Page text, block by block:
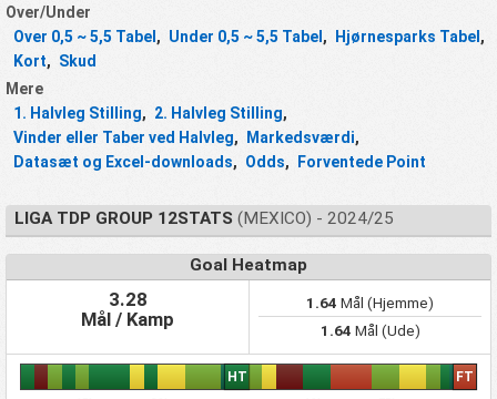
Over/Under
Over 0,5 ~ 5,5 Tabel , Under 0,5 ~ 5,5 Tabel , Hjørnesparks Tabel ,
Kort, Skud
Mere
1. Halvleg Stilling, 2. Halvleg Stilling,
Vinder eller Taber ved Halvleg, Markedsværdi,
Datasæt og Excel-downloads, Odds, Forventede Point
LIGA TDP GROUP 12STATS (MEXICO) - 2024/25
Goal Heatmap
3.28
Mål / Kamp
1.64 Mål (Hjemme)
1.64 Mål (Ude)
HT FT